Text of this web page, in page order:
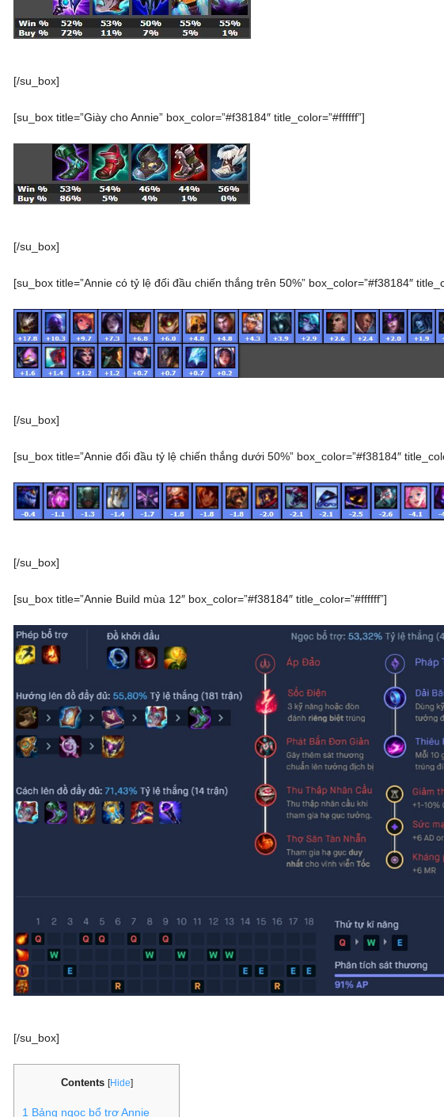
[/su_box]
[su_box title=”Giày cho Annie” box_color=”#f38184″ title_color=”#ffffff”]
[/su_box]
[su_box title=”Annie có tỷ lệ đối đầu chiến thắng trên 50%” box_color=”#f38184″
[/su_box]
[su_box title=”Annie đối đầu tỷ lệ chiến thắng dưới 50%” box_color=”#f38184″
[/su_box]
[su_box title=”Annie Build mùa 12″ box_color=”#f38184″ title_color=”#ffffff”]
[/su_box]
Contents [Hide]
1 Bảng ngọc bổ trợ Annie